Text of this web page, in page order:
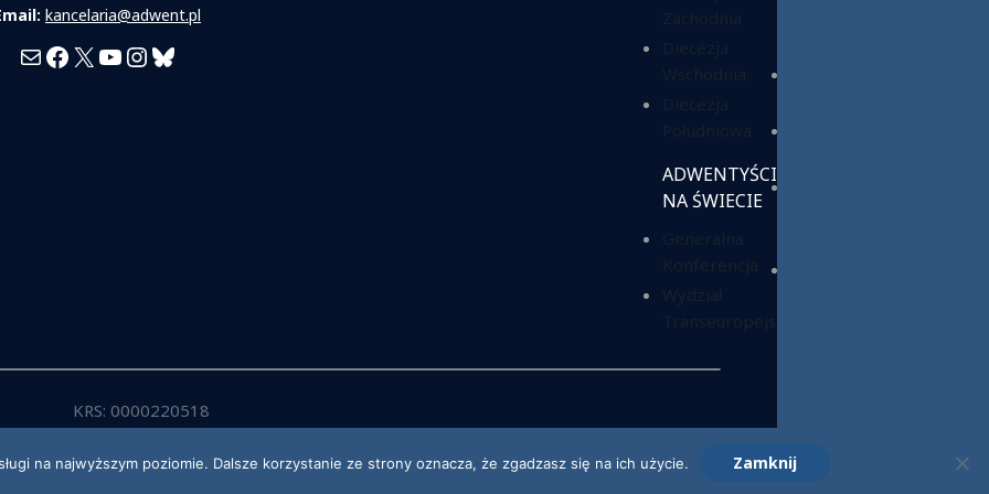
kancelaria@adwent.pl
MailFacebook
X YouTube
Instagram
Bluesky
ADWENTYŚCI
NA ŚWIECIE
KRS: 0000220518
2026 Kościół Adwentystów Dnia Siódmego w RP
na najwyższym poziomie. Dalsze korzystanie ze strony oznacza, że zgadzasz się na ich użycie. Zamknij